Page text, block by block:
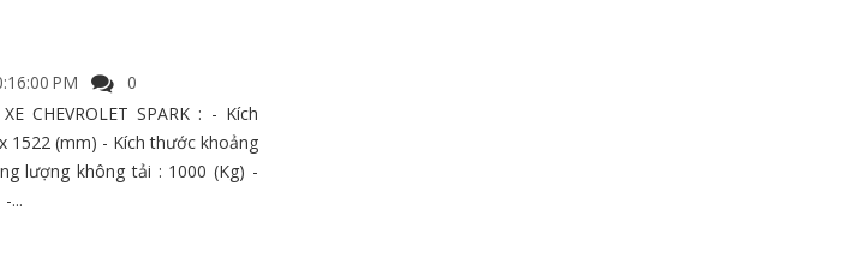
PM
0
CHEVROLET SPARK : - Kích
1522 (mm) - Kích thước khoảng
lượng không tải : 1000 (Kg) -
...